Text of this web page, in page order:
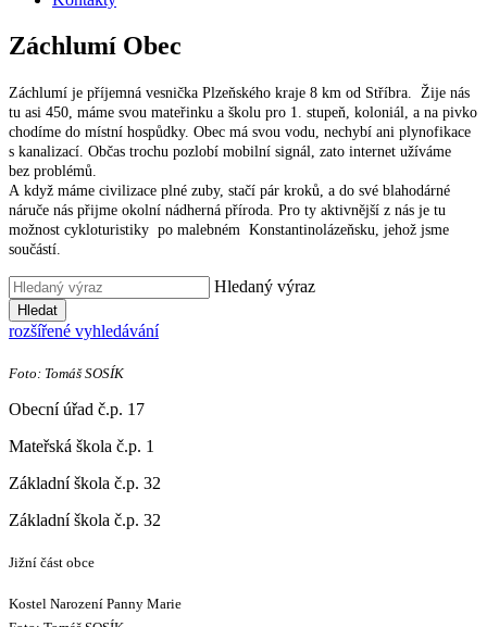
Záchlumí Obec
Záchlumí je příjemná vesnička Plzeňského kraje 8 km od Stříbra. Žije nás
tu asi 450, máme svou mateřinku a školu pro 1. stupeň, koloniál, a na pivko
chodíme do místní hospůdky. Obec má svou vodu, nechybí ani plynofikace
s kanalizací. Občas trochu pozlobí mobilní signál, zato internet užíváme
bez problémů.
A když máme civilizace plné zuby, stačí pár kroků, a do své blahodárné
náruče nás přijme okolní nádherná příroda. Pro ty aktivnější z nás je tu
možnost cykloturistiky po malebném Konstantinolázeňsku, jehož jsme
součástí.
Hledaný výraz
Hledat
rozšířené vyhledávání
Foto: Tomáš SOSÍK
Obecní úřad č.p. 17
Mateřská škola č.p. 1
Základní škola č.p. 32
Základní škola č.p. 32
Jižní část obce
Kostel Narození Panny Marie